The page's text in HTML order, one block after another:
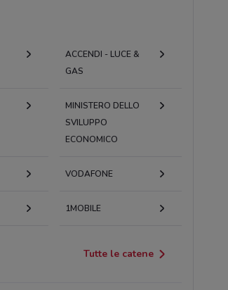
ACCENDI - LUCE &
GAS
MINISTERO DELLO
SVILUPPO
ECONOMICO
VODAFONE
1MOBILE
Tutte le catene